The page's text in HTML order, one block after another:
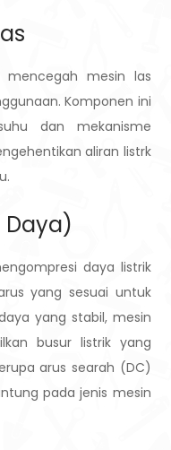
mencegah mesin las
Komponen ini
dan mekanisme
aliran listrk
Daya)
daya listrik
yang sesuai untuk
yang stabil, mesin
busur listrik yang
arus searah (DC)
pada jenis mesin